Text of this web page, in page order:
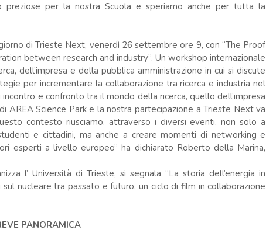
preziose per la nostra Scuola e speriamo anche per tutta la
di Trieste Next, venerdì 26 settembre ore 9, con “The Proof
between research and industry”. Un workshop internazionale
dell’impresa e della pubblica amministrazione in cui si discute
per incrementare la collaborazione tra ricerca e industria nel
e confronto tra il mondo della ricerca, quello dell’impresa
AREA Science Park e la nostra partecipazione a Trieste Next va
contesto riusciamo, attraverso i diversi eventi, non solo a
e cittadini, ma anche a creare momenti di networking e
esperti a livello europeo” ha dichiarato Roberto della Marina,
l’ Università di Trieste, si segnala “La storia dell’energia in
nucleare tra passato e futuro, un ciclo di film in collaborazione
PANORAMICA